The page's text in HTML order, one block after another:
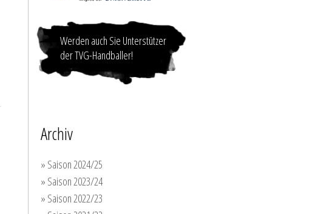
Werden auch Sie Unterstützer
der TVG-Handballer!
Archiv
» Saison 2024/25
» Saison 2023/24
» Saison 2022/23